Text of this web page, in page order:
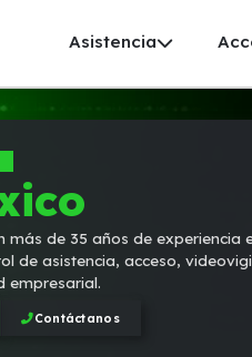
Asistencia
más de 35 años de experiencia
de asistencia, acceso,
empresarial.
Contáctanos